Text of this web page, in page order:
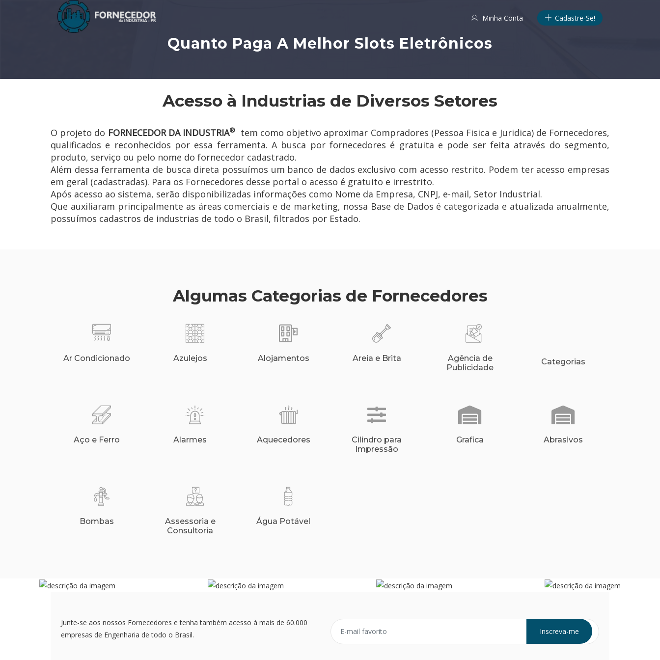
Minha Conta Cadastre-Se!
Quanto Paga A Melhor Slots Eletrônicos
Acesso à Industrias de Diversos Setores
O projeto do FORNECEDOR DA INDUSTRIA®
tem como objetivo aproximar Compradores (Pessoa Fisica e Juridica) de Fornecedores,
qualificados e reconhecidos por essa ferramenta. A busca por fornecedores é gratuita e pode ser feita através do segmento,
produto, serviço ou pelo nome do fornecedor cadastrado.
Além dessa ferramenta de busca direta possuímos um banco de dados exclusivo com acesso restrito. Podem ter acesso empresas
em geral (cadastradas). Para os Fornecedores desse portal o acesso é gratuito e irrestrito.
Após acesso ao sistema, serão disponibilizadas informações como Nome da Empresa, CNPJ, e-mail, Setor Industrial.
Que auxiliaram principalmente as áreas comerciais e de marketing, nossa Base de Dados é categorizada e atualizada anualmente,
possuímos cadastros de industrias de todo o Brasil, filtrados por Estado.
Algumas Categorias de Fornecedores
Ar Condicionado Azulejos Alojamentos Areia e Brita
Agência de
Publicidade
Categorias
Aço e Ferro Alarmes Aquecedores
Cilindro para
Impressão
Grafica Abrasivos
Bombas
Assessoria e
Consultoria
Água Potável
Junte-se aos nossos Fornecedores e tenha também acesso à mais de 60.000
empresas de Engenharia de todo o Brasil.
Inscreva-me